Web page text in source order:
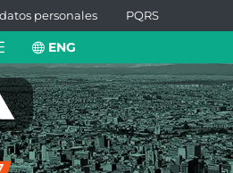
personales PQRS
ENG